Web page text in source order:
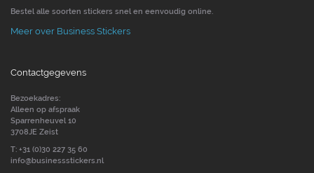
Bestel alle soorten stickers snel en eenvoudig online.
Meer over Business Stickers
Contactgegevens
Bezoekadres:
Alleen op afspraak
Sparrenheuvel 10
3708JE Zeist
T: +31 (0)30 227 35 60
info@businessstickers.nl